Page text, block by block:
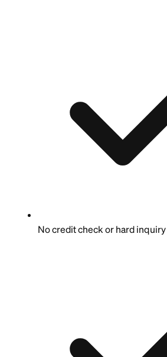
No credit check or hard inquiry